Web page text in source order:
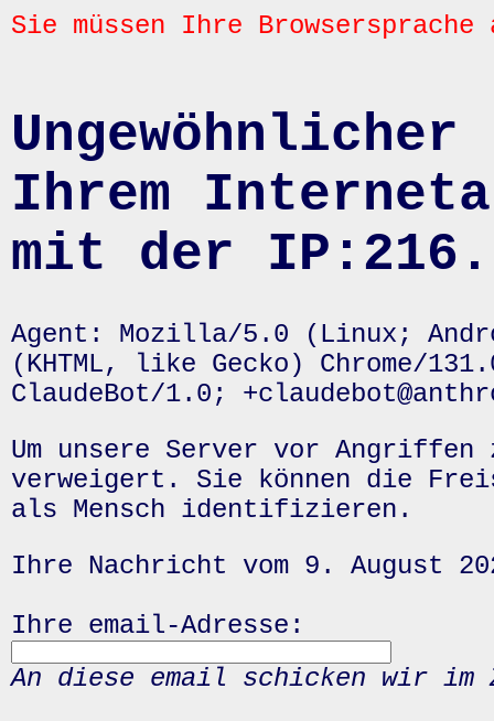
Sie müssen Ihre
Ihrem
mit der
Agent: Mozilla/5.0 (Linux;
(KHTML, like Gecko) Chrome/
ClaudeBot/1.0;
Um unsere Server vor
verweigert. Sie können die
als Mensch identifizieren.
Ihre Nachricht vom 9. August
Ihre email-Adresse:
An diese email schicken wir